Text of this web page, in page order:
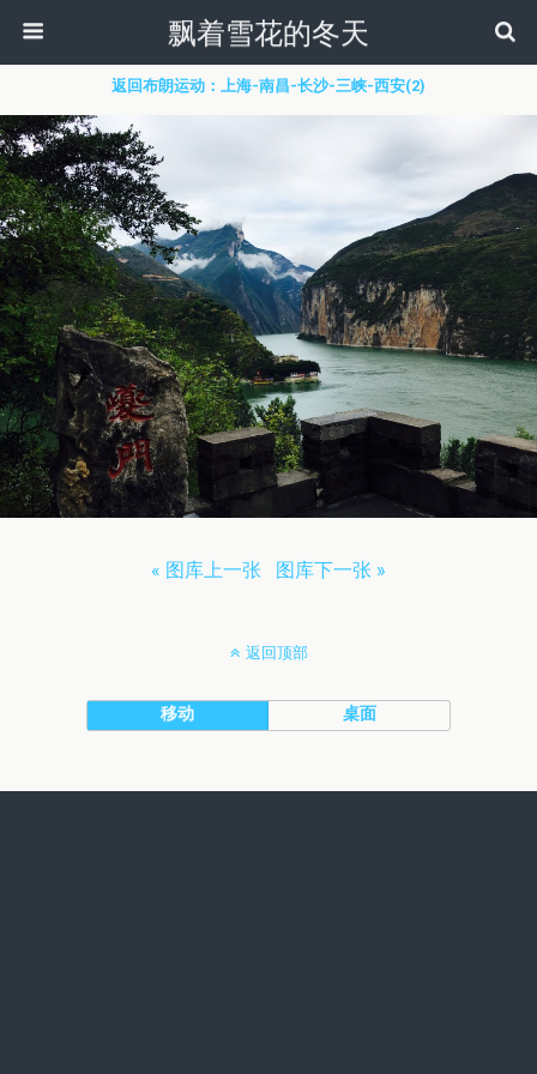
飘着雪花的冬天
返回布朗运动：上海-南昌-长沙-三峡-西安(2)
« 图库上一张 图库下一张 »
返回顶部
移动 桌面